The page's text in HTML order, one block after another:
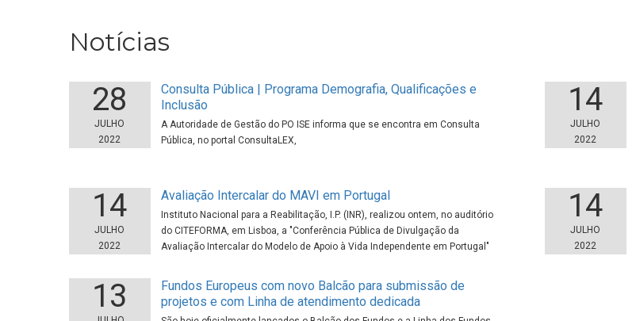
Notícias
28
JULHO
2022
Consulta Pública | Programa Demografia, Qualificações e
Inclusão
A Autoridade de Gestão do PO ISE informa que se encontra em Consulta
Pública, no portal ConsultaLEX,
14
JULHO
2022
14
JULHO
2022
Avaliação Intercalar do MAVI em Portugal
Instituto Nacional para a Reabilitação, I.P. (INR), realizou ontem, no auditório
do CITEFORMA, em Lisboa, a "Conferência Pública de Divulgação da
Avaliação Intercalar do Modelo de Apoio à Vida Independente em Portugal"
14
JULHO
2022
13
Fundos Europeus com novo Balcão para submissão de
projetos e com Linha de atendimento dedicada